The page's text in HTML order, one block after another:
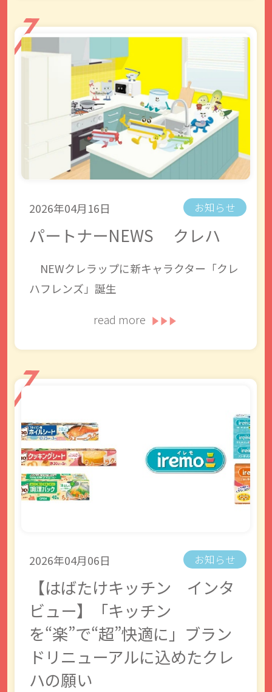
2026年04月16日 お知らせ
パートナーNEWS クレハ
NEWクレラップに新キャラクター「クレ
ハフレンズ」誕生
read more
2026年04月06日 お知らせ
【はばたけキッチン インタ
ビュー】「キッチン
を“楽”で“超”快適に」ブラン
ドリニューアルに込めたクレ
ハの願い